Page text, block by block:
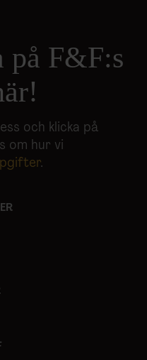
på F&F:s
och klicka på
om hur vi
.